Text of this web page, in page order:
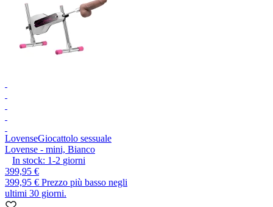
LovenseGiocattolo sessuale
Lovense - mini, Bianco
In stock: 1-2 giorni
399,95 €
399,95 € Prezzo più basso negli
ultimi 30 giorni.